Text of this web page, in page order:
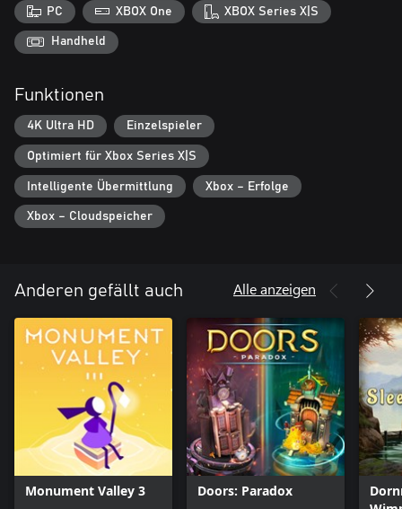
Optimiert für Xbox: Genieße ein flüssiges, immersives
Spielerlebnis – speziell für Xbox-Spieler entwickelt – mit intuitiver
Steuerung und zauberhafter Grafik.
🔮 Enthülle die Welt von Magic of Runes
Entdecke verzauberte Kapitel und finde mächtige Verbündete in
einem dynamischen Universum, in dem jede Spur dich der
Wahrheit näherbringt.
Bist du bereit, die Geheimnisse zu enthüllen, die direkt vor deinen
Augen verborgen liegen? Das Abenteuer beginnt jetzt!
PC XBOX One XBOX Series X|S
Handheld
Funktionen
4K Ultra HD Einzelspieler
Optimiert für Xbox Series X|S
Intelligente Übermittlung Xbox – Erfolge
Xbox – Cloudspeicher
Anderen gefällt auch Alle anzeigen
Monument Valley 3 Doors: Paradox